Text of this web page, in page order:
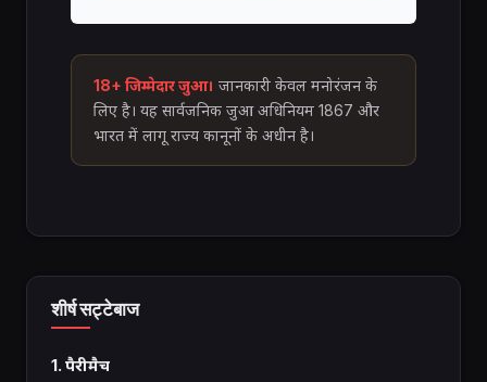
18+ जिम्मेदार जुआ। जानकारी केवल मनोरंजन के
लिए है। यह सार्वजनिक जुआ अधिनियम 1867 और
भारत में लागू राज्य कानूनों के अधीन है।
शीर्ष सट्टेबाज
1. पैरीमैच